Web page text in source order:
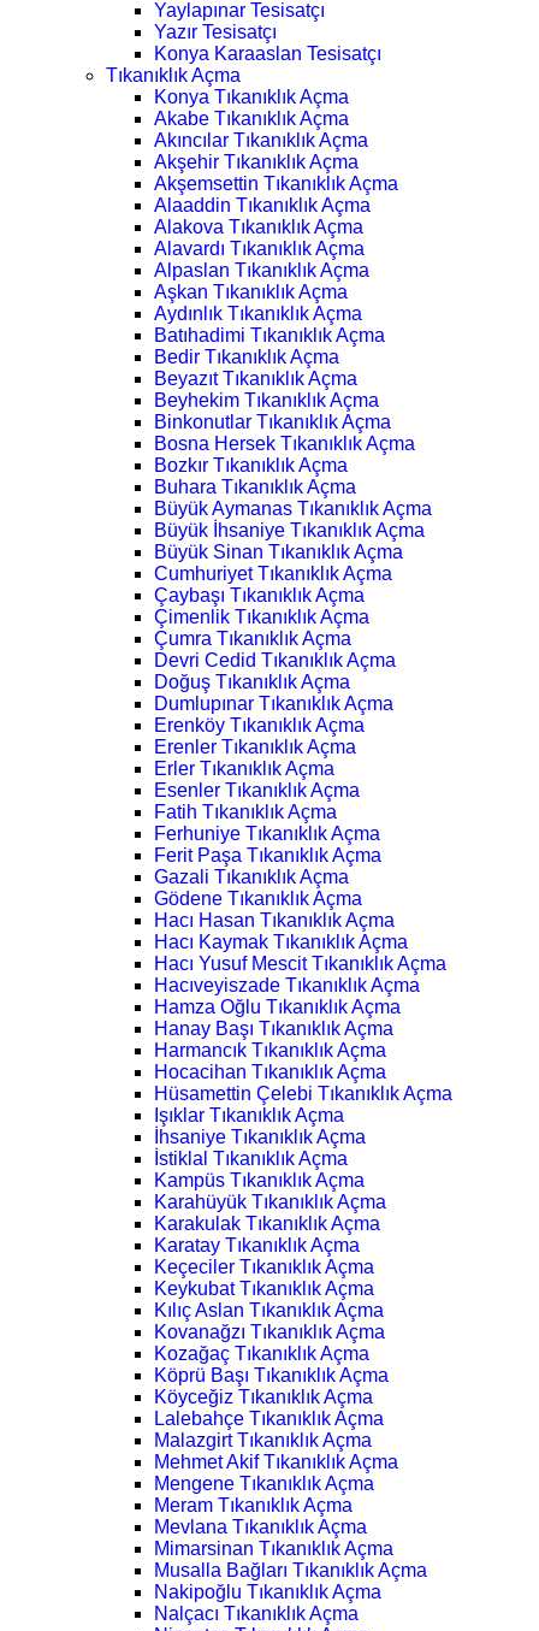
Yaylapınar Tesisatçı
Yazır Tesisatçı
Konya Karaaslan Tesisatçı
Tıkanıklık Açma
Konya Tıkanıklık Açma
Akabe Tıkanıklık Açma
Akıncılar Tıkanıklık Açma
Akşehir Tıkanıklık Açma
Akşemsettin Tıkanıklık Açma
Alaaddin Tıkanıklık Açma
Alakova Tıkanıklık Açma
Alavardı Tıkanıklık Açma
Alpaslan Tıkanıklık Açma
Aşkan Tıkanıklık Açma
Aydınlık Tıkanıklık Açma
Batıhadimi Tıkanıklık Açma
Bedir Tıkanıklık Açma
Beyazıt Tıkanıklık Açma
Beyhekim Tıkanıklık Açma
Binkonutlar Tıkanıklık Açma
Bosna Hersek Tıkanıklık Açma
Bozkır Tıkanıklık Açma
Buhara Tıkanıklık Açma
Büyük Aymanas Tıkanıklık Açma
Büyük İhsaniye Tıkanıklık Açma
Büyük Sinan Tıkanıklık Açma
Cumhuriyet Tıkanıklık Açma
Çaybaşı Tıkanıklık Açma
Çimenlik Tıkanıklık Açma
Çumra Tıkanıklık Açma
Devri Cedid Tıkanıklık Açma
Doğuş Tıkanıklık Açma
Dumlupınar Tıkanıklık Açma
Erenköy Tıkanıklık Açma
Erenler Tıkanıklık Açma
Erler Tıkanıklık Açma
Esenler Tıkanıklık Açma
Fatih Tıkanıklık Açma
Ferhuniye Tıkanıklık Açma
Ferit Paşa Tıkanıklık Açma
Gazali Tıkanıklık Açma
Gödene Tıkanıklık Açma
Hacı Hasan Tıkanıklık Açma
Hacı Kaymak Tıkanıklık Açma
Hacı Yusuf Mescit Tıkanıklık Açma
Hacıveyiszade Tıkanıklık Açma
Hamza Oğlu Tıkanıklık Açma
Hanay Başı Tıkanıklık Açma
Harmancık Tıkanıklık Açma
Hocacihan Tıkanıklık Açma
Hüsamettin Çelebi Tıkanıklık Açma
Işıklar Tıkanıklık Açma
İhsaniye Tıkanıklık Açma
İstiklal Tıkanıklık Açma
Kampüs Tıkanıklık Açma
Karahüyük Tıkanıklık Açma
Karakulak Tıkanıklık Açma
Karatay Tıkanıklık Açma
Keçeciler Tıkanıklık Açma
Keykubat Tıkanıklık Açma
Kılıç Aslan Tıkanıklık Açma
Kovanağzı Tıkanıklık Açma
Kozağaç Tıkanıklık Açma
Köprü Başı Tıkanıklık Açma
Köyceğiz Tıkanıklık Açma
Lalebahçe Tıkanıklık Açma
Malazgirt Tıkanıklık Açma
Mehmet Akif Tıkanıklık Açma
Mengene Tıkanıklık Açma
Meram Tıkanıklık Açma
Mevlana Tıkanıklık Açma
Mimarsinan Tıkanıklık Açma
Musalla Bağları Tıkanıklık Açma
Nakipoğlu Tıkanıklık Açma
Nalçacı Tıkanıklık Açma